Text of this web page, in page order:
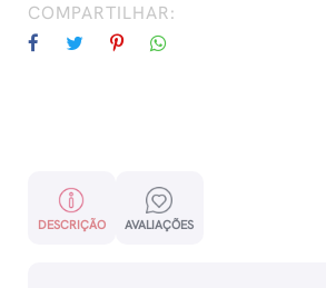
COMPARTILHAR:
DESCRIÇÃO AVALIAÇÕES